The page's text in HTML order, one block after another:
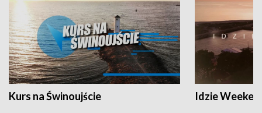
Kurs na Świnoujście Idzie